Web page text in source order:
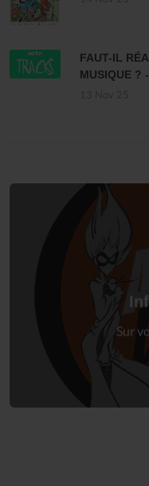
FAUT-IL
MUSIQUE ?
Sur